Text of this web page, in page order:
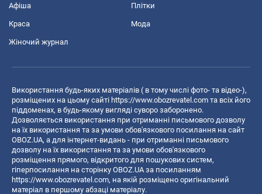
Афіша Плітки
Краса Мода
Жіночий журнал
Використання будь-яких матеріалів ( в тому числі фото- та відео-),
розміщених на цьому сайті https://www.obozrevatel.com та всіх його
піддоменах, в будь-якому вигляді суворо заборонено.
Дозволяється використання при отриманні письмового дозволу
на їх використання та за умови обов'язкового посилання на сайт
OBOZ.UA, а для інтернет-видань - при отриманні письмового
дозволу на їх використання та за умови обов'язкового
розміщення прямого, відкритого для пошукових систем,
гіперпосилання на сторінку OBOZ.UA за посиланням
https://www.obozrevatel.com, на якій розміщено оригінальний
матеріал в першому абзаці матеріалу.